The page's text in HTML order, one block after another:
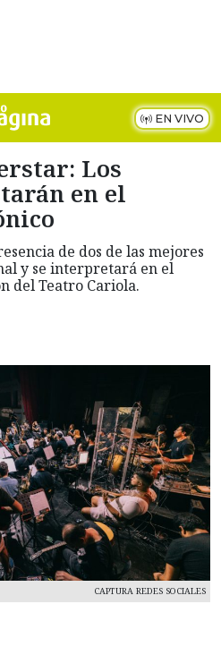
EN VIVO
Los
en el
de dos de las mejores
y se interpretará en el
del Teatro Cariola.
CAPTURA REDES SOCIALES